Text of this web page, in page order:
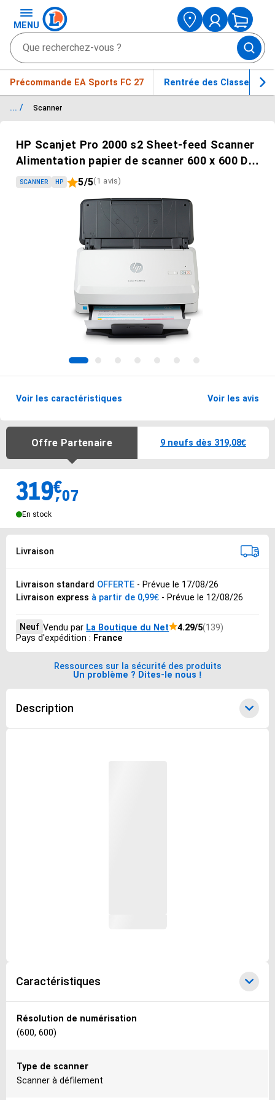
MENU
Précommande EA Sports FC 27 Rentrée des Classes
... / Scanner
HP Scanjet Pro 2000 s2 Sheet-feed Scanner
Alimentation papier de scanner 600 x 600 DPI
A4 Noir, Blanc
SCANNER HP
Le produit a une évaluation de 5 sur 5 avec un nombre
5/5(1 avis)
Passer le carrousel d'images
1
Voir les caractéristiques Voir les avis
Description
Caractéristiques
Résolution de numérisation
(600, 600)
Type de scanner
Scanner à défilement
Options de livraisons du produit
Offre Partenaire 9 neufs dès 319,08€
319€
,07
Vendu 319.07€
En stock
Options de livraison
Sélectionnez votre mode de livraison préféré
Livraison
Livraison standard OFFERTE - Prévue le 17/08/26
Livraison express à partir de 0,99€ - Prévue le 12/08/26
Neuf Vendu par La Boutique du Net 4.29/5(139)
Pays d'expédition : France
Ressources sur la sécurité des produits
Un problème ? Dites-le nous !